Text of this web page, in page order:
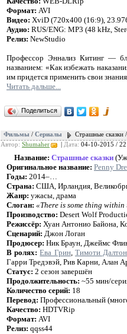
1 сезон
Формат: AVI
Видео: XviD (720x400 (16:9),
Аудио: RUS/ENG: MP3 (48 kHz,
Релиз: NewStudio
Профессор Эннализ Китинг —
названием: «Как избежать
им придется применить свои
Читать дальше...
Поделиться
Фильмы / Сериалы
Страшные
Автор: Shumaher Дата: 04-10-2015 /
Название: Страшные сказки
Оригинальное название: Penny
Годы: 2014–…
Страна: США, Ирландия,
Жанр: ужасы, драма
Слоган: «There is some thing within
Производство: Desert Wolf
Режиссёр: Хуан Антонио Байона,
Сценарий: Джон Логан
Продюсер: Ник Браун, Джеймс
В ролях: Ева Грин, Тимоти Далтон
Гарри Тредэвэй, Рив Карни, Алан
Статус: 2 cезон завершён
Продолжительность: ~55 мин/
Количество серий: 18
Перевод: Профессиональный
Качество: HDTVRip
Формат: AVI
Релиз: qqss44